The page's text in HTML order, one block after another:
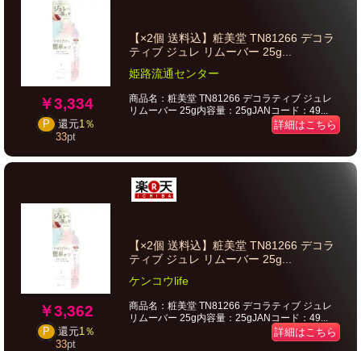
￥3,334
P 還元1％
33pt
【×2個 送料込】粧美堂 TN81266 デコラ
ティブ ジュレ リムーバー 25g...
姫路流通センター
商品名：粧美堂 TN81266 デコラティブ ジュレ
リムーバー 25g内容量：25gJANコード：49...
詳細はこちら
￥3,362
P 還元1％
33pt
【×2個 送料込】粧美堂 TN81266 デコラ
ティブ ジュレ リムーバー 25g...
ケンコウlife
商品名：粧美堂 TN81266 デコラティブ ジュレ
リムーバー 25g内容量：25gJANコード：49...
詳細はこちら